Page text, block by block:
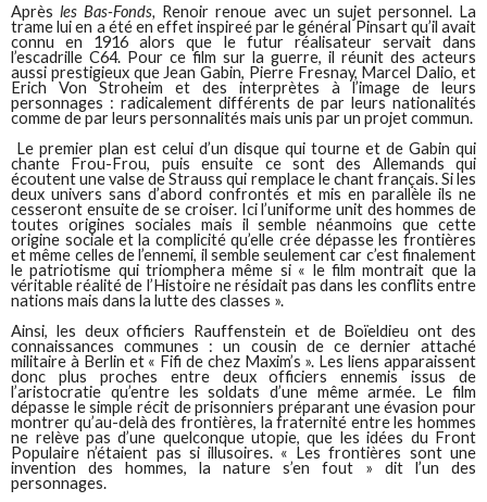
Aprèsles Bas-Fonds, Renoir renoue avec un sujet personnel. La
trame lui en a été en effet inspireé par le général Pinsart qu’il avait
connu en 1916 alors que le futur réalisateur servait dans
l’escadrille C64. Pour ce film sur la guerre, il réunit des acteurs
aussi prestigieux que Jean Gabin, Pierre Fresnay, Marcel Dalio, et
Erich Von Stroheim et des interprètes à l’image de leurs
personnages : radicalement différents de par leurs nationalités
comme de par leurs personnalités mais unis par un projet commun.
Le premier plan est celui d’un disque qui tourne et de Gabin qui
chante Frou-Frou, puis ensuite ce sont des Allemands qui
écoutent une valse de Strauss qui remplace le chant français. Si les
deux univers sans d’abord confrontés et mis en parallèle ils ne
cesseront ensuite de se croiser. Ici l’uniforme unit des hommes de
toutes origines sociales mais il semble néanmoins que cette
origine sociale et la complicité qu’elle crée dépasse les frontières
et même celles de l’ennemi, il semble seulement car c’est finalement
le patriotisme qui triomphera même si « le film montrait que la
véritable réalité de l’Histoire ne résidait pas dans les conflits entre
nations mais dans la lutte des classes ».
Ainsi, les deux officiers Rauffenstein et de Boïeldieu ont des
connaissances communes : un cousin de ce dernier attaché
militaire à Berlin et « Fifi de chez Maxim’s ». Les liens apparaissent
donc plus proches entre deux officiers ennemis issus de
l’aristocratie qu’entre les soldats d’une même armée. Le film
dépasse le simple récit de prisonniers préparant une évasion pour
montrer qu’au-delà des frontières, la fraternité entre les hommes
ne relève pas d’une quelconque utopie, que les idées du Front
Populaire n’étaient pas si illusoires. « Les frontières sont une
invention des hommes, la nature s’en fout » dit l’un des
personnages.